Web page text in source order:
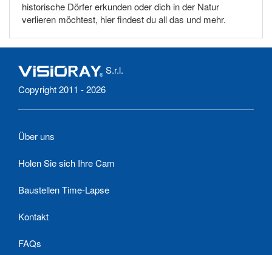
historische Dörfer erkunden oder dich in der Natur
verlieren möchtest, hier findest du all das und mehr.
S.r.l.
Copyright 2011 - 2026
Über uns
Holen Sie sich Ihre Cam
Baustellen Time-Lapse
Kontakt
FAQs